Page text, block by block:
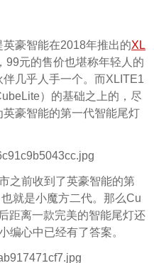
豪智能在2018年推出的XL
99元的售价也堪称年轻人的
几乎人手一个。而XLITE1
）的基础之上的，尽
豪智能的第一代智能尾灯
之前收到了英豪智能的第
就是小魔方二代。那么Cu
距离一款完美的智能尾灯还
编心中已经有了答案。